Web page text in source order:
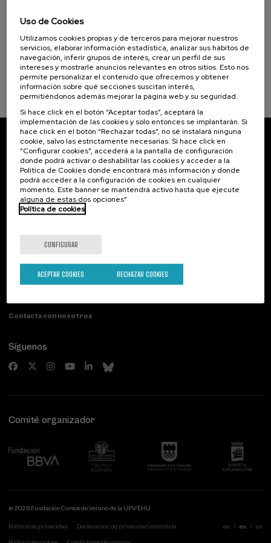
Objetivos de desarrollo sostenible
Incendios forestales ¿cómo afrontarlos? II
10 h. Español .
...
DESDE 25 €
Últimas
Gratuito
Fecha
Lista
espera
Plazo
matrícula
finalizado
Suscríbete a nuestro boletín
Inscríbete para ser el primero/a en recibir las
novedades de UIK.
Suscribirse
Contacto
Paseo de Miraconcha, 48
20007 Donostia / San Sebastián
Contacta con nosotros
Síguenos
Comité organizador
© 2026 Fundación Cursos de Verano de la UPV/EHU
Política de privacidad Declaración de privacidad extendida eu es en
Uso de Cookies
Utilizamos cookies propias y de terceros para mejorar nuestros
servicios, elaborar información estadística, analizar sus hábitos de
navegación, inferir grupos de interés, crear un perfil de sus
intereses y mostrarle anuncios relevantes en otros sitios. Esto nos
permite personalizar el contenido que ofrecemos y obtener
información sobre qué secciones suscitan interés,
permitiéndonos además mejorar la página web y su seguridad.
Si hace click en el botón “Aceptar todas”, aceptará la
implementación de las cookies y solo entonces se implantarán. Si
hace click en el botón “Rechazar todas”, no sé instalará ninguna
cookie, salvo las estrictamente necesarias. Si hace click en
“Configurar cookies”, accederá a la pantalla de configuración
donde podrá activar o deshabilitar las cookies y acceder a la
Política de Cookies donde encontrará más información y donde
podrá acceder a la configuración de cookies en cualquier
momento. Este banner se mantendrá activo hasta que ejecute
alguna de estas dos opciones”
Política de cookies
CONFIGURAR
RECHAZAR COOKIES
ACEPTAR COOKIES